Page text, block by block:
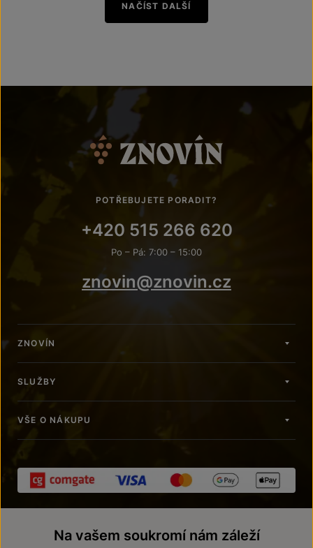
NAČÍST DALŠÍ
POTŘEBUJETE PORADIT?
+420 515 266 620
Po – Pá: 7:00 – 15:00
znovin@znovin.cz
ZNOVÍN
SLUŽBY
VŠE O NÁKUPU
Na vašem soukromí nám záleží